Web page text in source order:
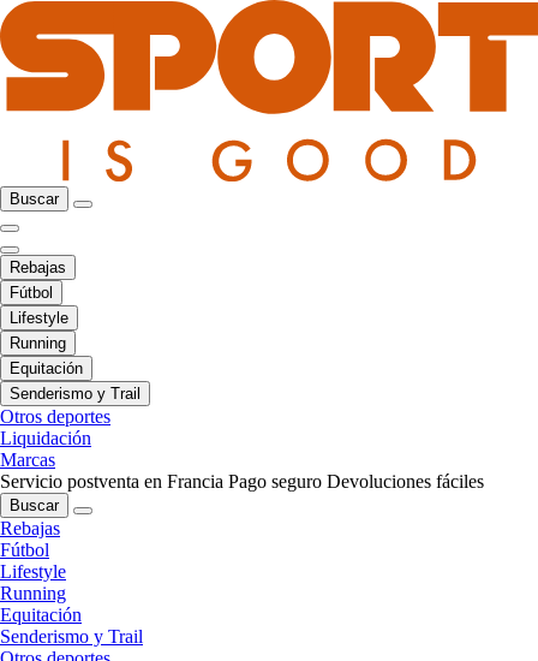
Buscar
Rebajas
Fútbol
Lifestyle
Running
Equitación
Senderismo y Trail
Otros deportes
Liquidación
Marcas
Servicio postventa en Francia Pago seguro Devoluciones fáciles
Buscar
Rebajas
Fútbol
Lifestyle
Running
Equitación
Senderismo y Trail